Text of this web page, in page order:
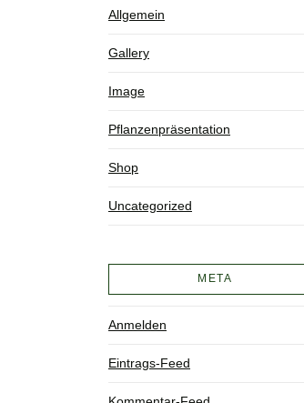
Allgemein
Gallery
Image
Pflanzenpräsentation
Shop
Uncategorized
META
Anmelden
Eintrags-Feed